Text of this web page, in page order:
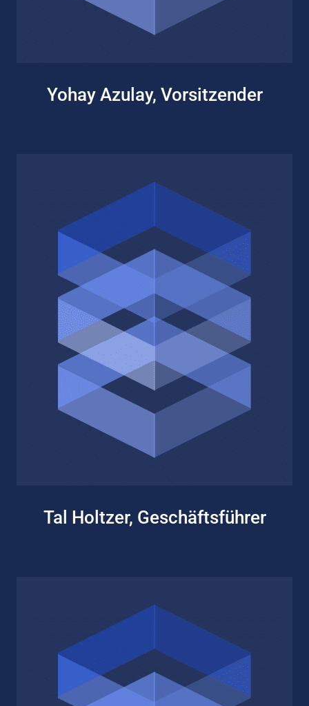
Yohay Azulay, Vorsitzender
Tal Holtzer, Geschäftsführer